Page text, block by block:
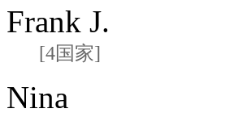
Frank J.
[4国家]
Nina